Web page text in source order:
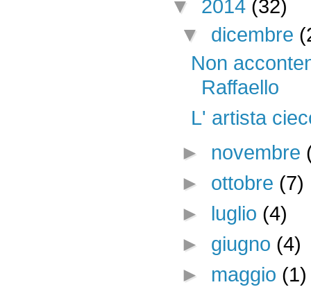
▼ 2014 (32)
▼ dicembre
Non
Raffaello
L' artista
► novembre
► ottobre (7)
► luglio (4)
► giugno (4)
► maggio (1)